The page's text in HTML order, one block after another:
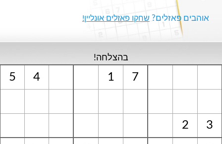
אוהבים פאזלים? שחקו פאזלים אונליין!
בהצלחה!
5 4 1 7
2 3